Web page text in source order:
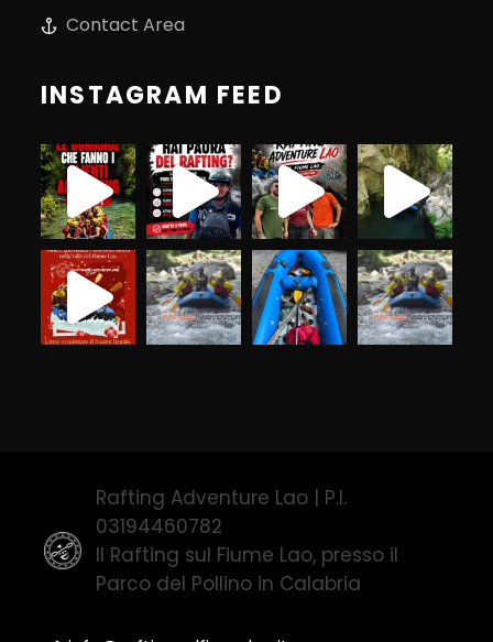
Contact Area
INSTAGRAM FEED
Rafting Adventure Lao | P.I.
03194460782
Il Rafting sul Fiume Lao, presso il
Parco del Pollino in Calabria